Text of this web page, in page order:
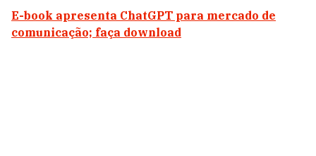
E-book apresenta ChatGPT para mercado de
comunicação; faça download